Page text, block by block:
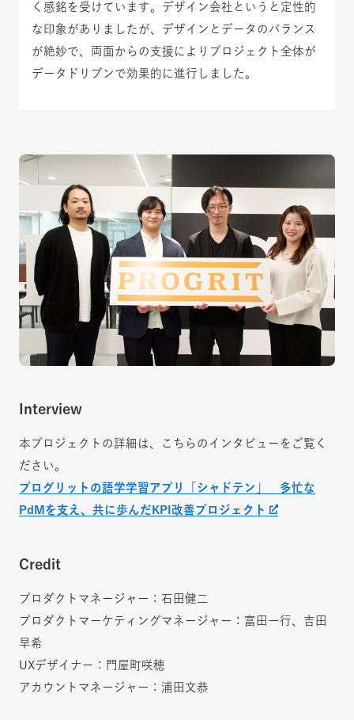
く感銘を受けています。デザイン会社というと定性的
な印象がありましたが、デザインとデータのバランス
が絶妙で、両面からの支援によりプロジェクト全体が
データドリブンで効果的に進行しました。
Interview
本プロジェクトの詳細は、こちらのインタビューをご覧く
ださい。
プログリットの語学学習アプリ「シャドテン」 多忙な
PdMを支え、共に歩んだKPI改善プロジェクト
Credit
プロダクトマネージャー：石田健二
プロダクトマーケティングマネージャー：富田一行、吉田
早希
UXデザイナー：門屋町咲穂
アカウントマネージャー：浦田文恭